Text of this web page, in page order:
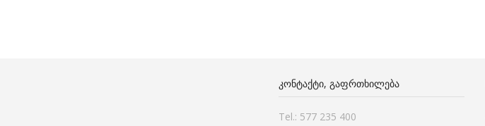
ᲙᲝᲜᲢᲐᲥᲢᲘ, ᲒᲐᲤᲠᲗᲮᲘᲚᲔᲑᲐ
Tel.: 577 235 400